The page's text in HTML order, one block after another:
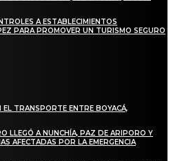
A ESTABLECIMIENTOS
PARA PROMOVER UN TURISMO SEGURO
TRANSPORTE ENTRE BOYACÁ,
LLEGÓ A NUNCHÍA, PAZ DE ARIPORO Y
AFECTADAS POR LA EMERGENCIA